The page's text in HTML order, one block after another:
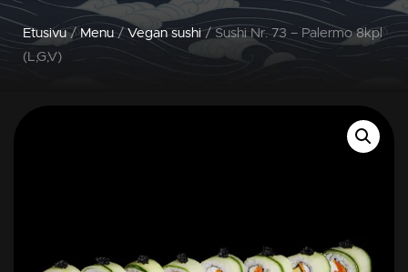
Etusivu/Menu/Vegan sushi/ Sushi Nr. 73 – Palermo 8kpl
(L,G,V)